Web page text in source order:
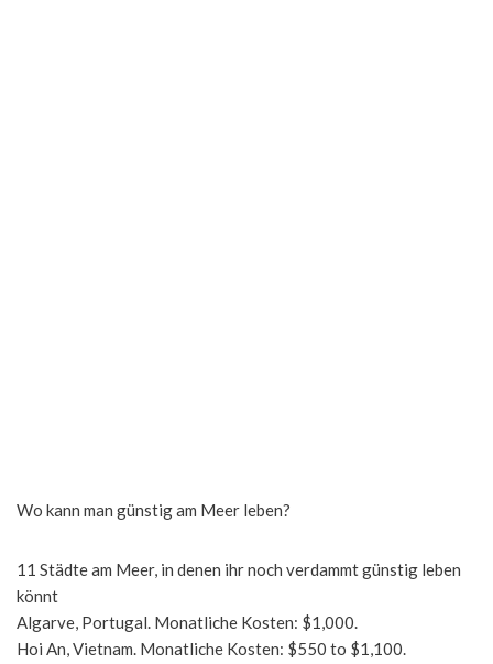
Wo kann man günstig am Meer leben?
11 Städte am Meer, in denen ihr noch verdammt günstig leben
könnt
Algarve, Portugal. Monatliche Kosten: $1,000.
Hoi An, Vietnam. Monatliche Kosten: $550 to $1,100.